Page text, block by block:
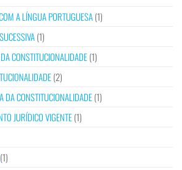
A LÍNGUA PORTUGUESA(1)
(1)
CONSTITUCIONALIDADE(1)
(2)
DA CONSTITUCIONALIDADE(1)
JURÍDICO VIGENTE(1)
(1)